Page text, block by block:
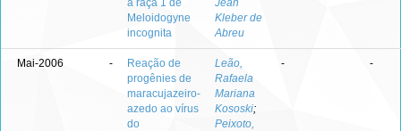
à raça 1 de
Meloidogyne
incognita
Jean
Kleber de
Abreu
Mai-2006 -
Reação de
progênies de
maracujazeiro-
azedo ao vírus
do
Leão,
Rafaela
Mariana
Kososki;
Peixoto,
- -